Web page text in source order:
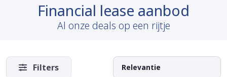
Financial lease aanbod
Al onze deals op een rijtje
Filters